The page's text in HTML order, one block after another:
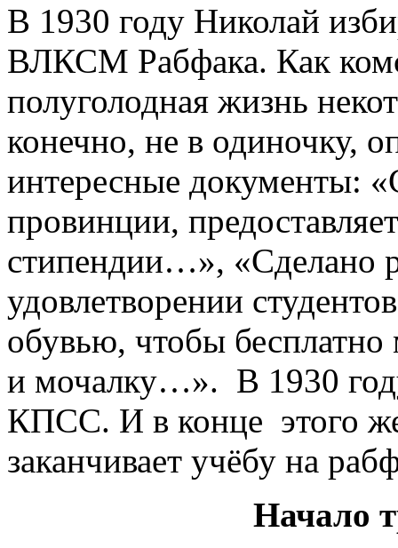
В 1930 году Николай
ВЛКСМ Рабфака. Как
полуголодная жизнь
конечно, не в одиночку,
интересные документы:
провинции,
стипендии…», «Сделано
удовлетворении
обувью, чтобы
и мочалку…». В 1930
КПСС. И в конце этого
заканчивает учёбу на
Начало